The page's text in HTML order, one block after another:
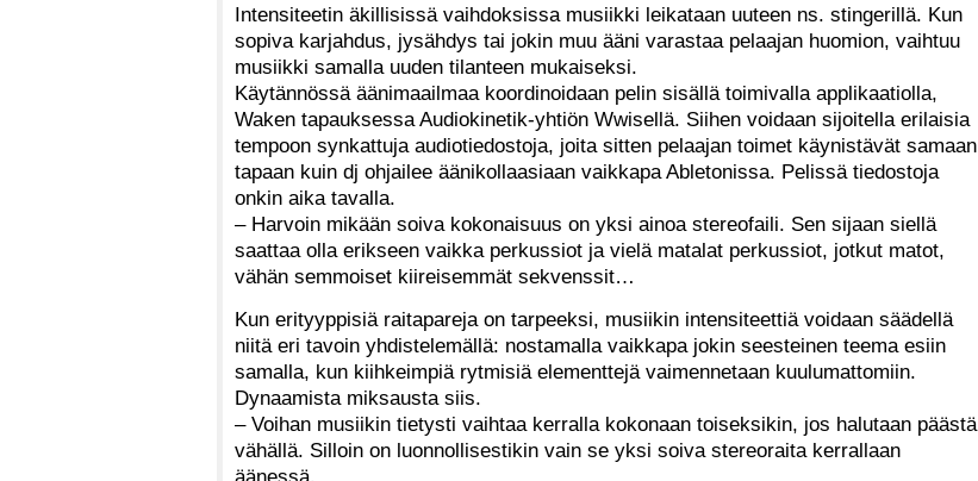
Intensiteetin äkillisissä vaihdoksissa musiikki leikataan uuteen ns. stingerillä. Kun
sopiva karjahdus, jysähdys tai jokin muu ääni varastaa pelaajan huomion, vaihtuu
musiikki samalla uuden tilanteen mukaiseksi.
Käytännössä äänimaailmaa koordinoidaan pelin sisällä toimivalla applikaatiolla,
Waken tapauksessa Audiokinetik-yhtiön Wwisellä. Siihen voidaan sijoitella erilaisia
tempoon synkattuja audiotiedostoja, joita sitten pelaajan toimet käynistävät samaan
tapaan kuin dj ohjailee äänikollaasiaan vaikkapa Abletonissa. Pelissä tiedostoja
onkin aika tavalla.
– Harvoin mikään soiva kokonaisuus on yksi ainoa stereofaili. Sen sijaan siellä
saattaa olla erikseen vaikka perkussiot ja vielä matalat perkussiot, jotkut matot,
vähän semmoiset kiireisemmät sekvenssit…
Kun erityyppisiä raitapareja on tarpeeksi, musiikin intensiteettiä voidaan säädellä
niitä eri tavoin yhdistelemällä: nostamalla vaikkapa jokin seesteinen teema esiin
samalla, kun kiihkeimpiä rytmisiä elementtejä vaimennetaan kuulumattomiin.
Dynaamista miksausta siis.
– Voihan musiikin tietysti vaihtaa kerralla kokonaan toiseksikin, jos halutaan päästä
vähällä. Silloin on luonnollisestikin vain se yksi soiva stereoraita kerrallaan
äänessä.